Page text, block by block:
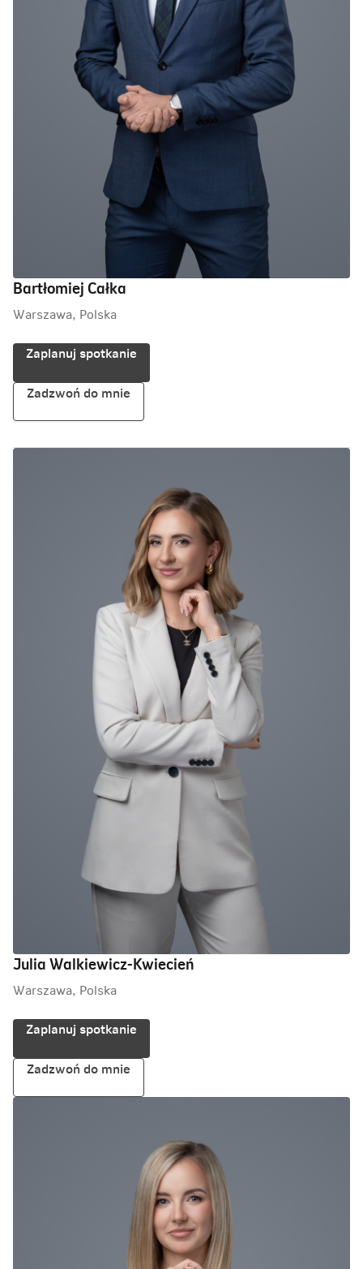
Bartłomiej Całka
Warszawa, Polska
Zaplanuj spotkanie
Zadzwoń do mnie
Julia Walkiewicz-Kwiecień
Warszawa, Polska
Zaplanuj spotkanie
Zadzwoń do mnie